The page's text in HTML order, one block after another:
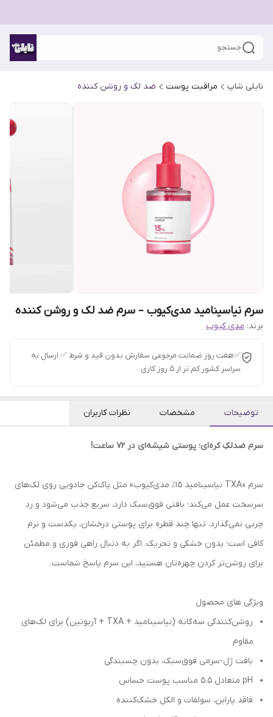
جستجو
نایلی شاپ مراقبت پوست ضد لک و روشن کننده
سرم نیاسینامید مدی‌کیوب – سرم ضد لک و روشن کننده
برند: مدی کیوب
✅هفت روز ضمانت مرجوعی سفارش بدون قید و شرط ✅ ارسال به
سراسر کشور کم تر از 5 روز کاری.
توضیحات مشخصات نظرات کاربران
سرم ضدلکِ کره‌ای؛ پوستی شیشه‌ای در ۷۲ ساعت!
سرم «TXA نیاسینامید ۱۵٪ مدی‌کیوب» مثل پاک‌کن جادویی روی لک‌های
سرسخت عمل می‌کند؛ بافتی فوق‌سبک دارد، سریع جذب می‌شود و رد
چربی نمی‌گذارد. تنها چند قطره برای پوستی درخشان، یکدست و نرم
کافی است؛ بدون خشکی و تحریک. اگر به دنبال راهی فوری و مطمئن
برای روشن‌تر کردن چهره‌تان هستید، این سرم پاسخ شماست.
ویژگی های محصول
روشن‌کنندگی سه‌گانه (نیاسینامید + TXA + آربوتین) برای لک‌های
مقاوم
بافت ژل-سرمی فوق‌سبک، بدون چسبندگی
فاقد پارابن، سولفات و الکل خشک‌کننده